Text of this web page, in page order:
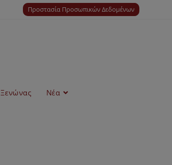
Προστασία Προσωπικών Δεδομένων
Ξενώνας Νέα